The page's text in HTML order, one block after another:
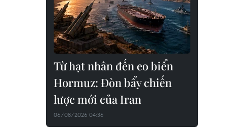
Từ hạt nhân đến eo biển
Hormuz: Đòn bẩy chiến
lược mới của Iran
06/08/2026 04:36